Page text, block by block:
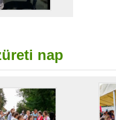
nap